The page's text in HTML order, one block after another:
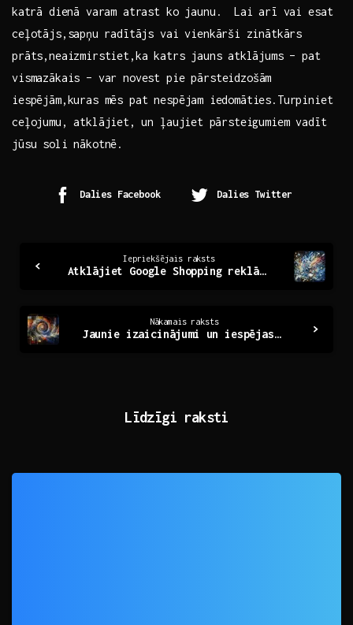
⁢katrā dienā varam atrast ko ‌jaunu. ‌ Lai ⁤arī vai esat
ceļotājs,sapņu⁢ radītājs vai vienkārši⁤ zinātkārs
prāts,neaizmirstiet,ka​ katrs⁣ jauns ⁤atklājums – ⁤pat ​
vismazākais – var novest pie pārsteidzošām
iespējām,kuras mēs pat nespējam⁣ iedomāties.Turpiniet
ceļojumu, atklājiet,⁣ un‌ ļaujiet ⁢pārsteigumiem⁤ vadīt
jūsu soli nākotnē.
Dalies Facebook Dalies Twitter
Reading
Iepriekšējais raksts
Atklājiet Google Shopping reklāmas: Efektīva mārketinga stratēģija
Nākamais raksts
Jaunie izaicinājumi un iespējas mūsdienu pasaulē
Līdzīgi raksti